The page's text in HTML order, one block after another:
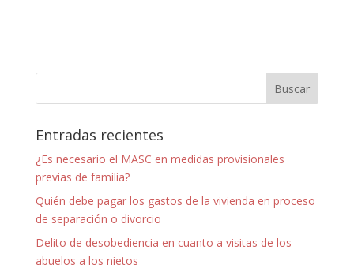
Entradas recientes
¿Es necesario el MASC en medidas provisionales
previas de familia?
Quién debe pagar los gastos de la vivienda en proceso
de separación o divorcio
Delito de desobediencia en cuanto a visitas de los
abuelos a los nietos